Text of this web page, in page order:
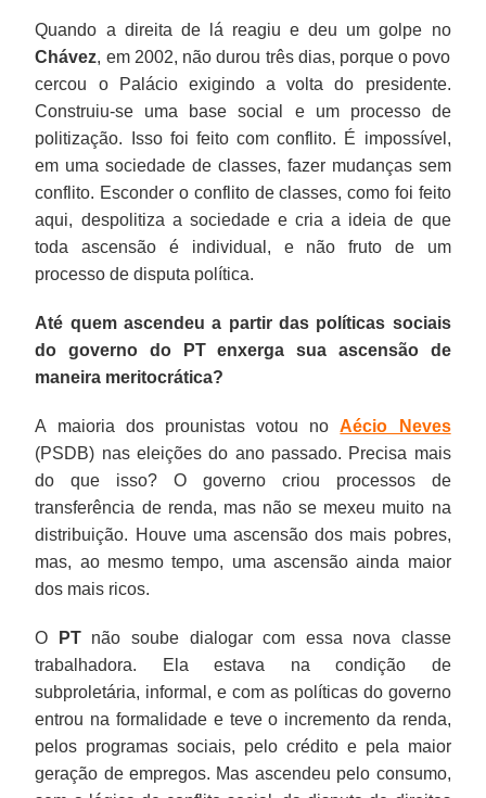
Quando a direita de lá reagiu e deu um golpe no
Chávez, em 2002, não durou três dias, porque o povo
cercou o Palácio exigindo a volta do presidente.
Construiu-se uma base social e um processo de
politização. Isso foi feito com conflito. É impossível,
em uma sociedade de classes, fazer mudanças sem
conflito. Esconder o conflito de classes, como foi feito
aqui, despolitiza a sociedade e cria a ideia de que
toda ascensão é individual, e não fruto de um
processo de disputa política.
Até quem ascendeu a partir das políticas sociais
do governo do PT enxerga sua ascensão de
maneira meritocrática?
A maioria dos prounistas votou noAécio Neves
(PSDB) nas eleições do ano passado. Precisa mais
do que isso? O governo criou processos de
transferência de renda, mas não se mexeu muito na
distribuição. Houve uma ascensão dos mais pobres,
mas, ao mesmo tempo, uma ascensão ainda maior
dos mais ricos.
O PTnão soube dialogar com essa nova classe
trabalhadora. Ela estava na condição de
subproletária, informal, e com as políticas do governo
entrou na formalidade e teve o incremento da renda,
pelos programas sociais, pelo crédito e pela maior
geração de empregos. Mas ascendeu pelo consumo,